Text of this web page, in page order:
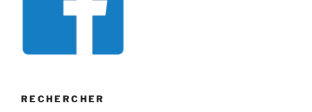
RECHERCHER